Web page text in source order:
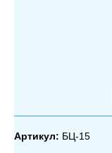
Артикул: БЦ-15